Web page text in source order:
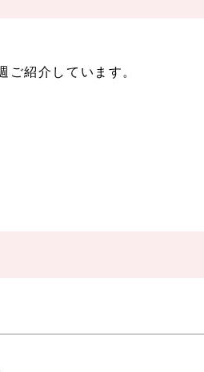
紹介しています。